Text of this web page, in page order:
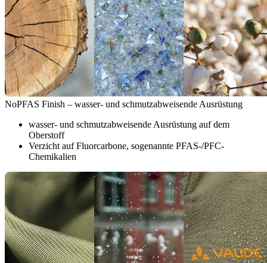
NoPFAS Finish – wasser- und schmutzabweisende Ausrüstung
wasser- und schmutzabweisende Ausrüstung auf dem
Oberstoff
Verzicht auf Fluorcarbone, sogenannte PFAS-/PFC-
Chemikalien